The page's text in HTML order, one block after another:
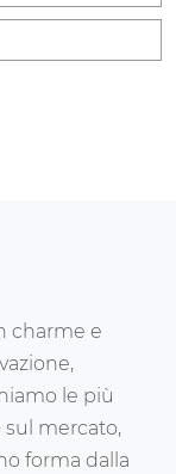
charme e
le più
sul mercato,
forma dalla